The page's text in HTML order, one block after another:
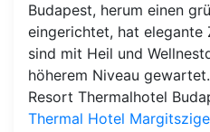
Budapest, herum einen
eingerichtet, hat elegante
sind mit Heil und
höherem Niveau
Resort Thermalhotel
Thermal Hotel